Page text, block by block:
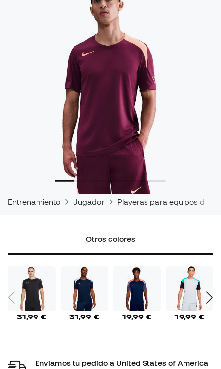
Entrenamiento Jugador Playeras para equipos de
Otros colores
31,99 € 31,99 € 19,99 € 19,99 €
Enviamos tu pedido a United States of America